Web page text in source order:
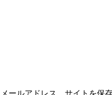
ールアドレス、サイトを保